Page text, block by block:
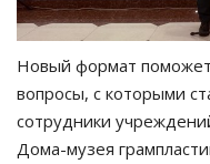
Новый формат
вопросы, с которыми
сотрудники
Дома-музея